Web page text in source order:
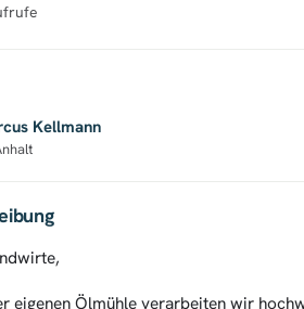
Kellmann
eigenen Ölmühle verarbeiten wir